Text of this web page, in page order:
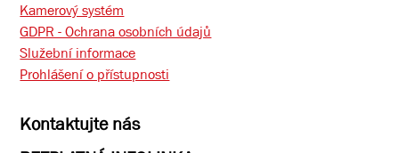
Kamerový systém
GDPR - Ochrana osobních údajů
Služební informace
Prohlášení o přístupnosti
Kontaktujte nás